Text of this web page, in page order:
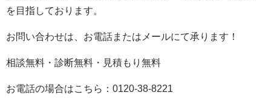
を目指しております。
お問い合わせは、お電話またはメールにて承ります！
相談無料・診断無料・見積もり無料
お電話の場合はこちら：0120-38-8221